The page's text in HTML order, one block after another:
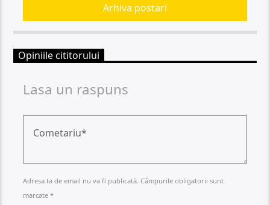
Arhiva postari
Opiniile cititorului
Lasa un raspuns
Adresa ta de email nu va fi publicată. Câmpurile obligatorii sunt
marcate *